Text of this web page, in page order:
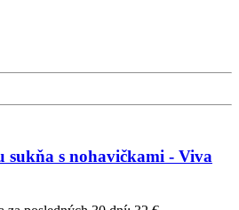
sukňa s nohavičkami - Viva